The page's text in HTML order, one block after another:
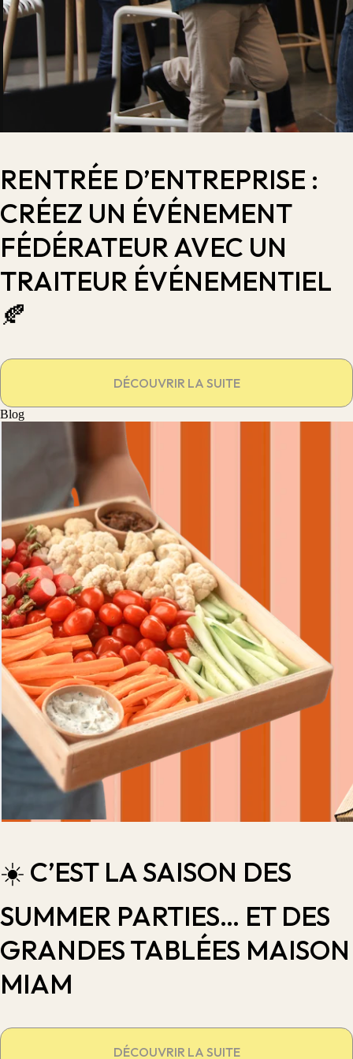
RENTRÉE D’ENTREPRISE :
CRÉEZ UN ÉVÉNEMENT
FÉDÉRATEUR AVEC UN
TRAITEUR ÉVÉNEMENTIEL
🍂
DÉCOUVRIR LA SUITE
Blog
☀️ C’EST LA SAISON DES
SUMMER PARTIES… ET DES
GRANDES TABLÉES MAISON
MIAM
DÉCOUVRIR LA SUITE